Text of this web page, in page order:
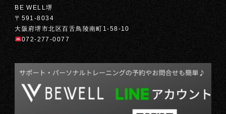
BE WELL堺
〒591-8034
大阪府堺市北区百舌鳥陵南町1-58-10
072-277-0077